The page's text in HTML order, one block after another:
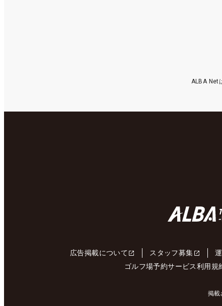
ALBA Net
広告掲載について スタッフ募集
ゴルフ場予約サービス利用規
掲載